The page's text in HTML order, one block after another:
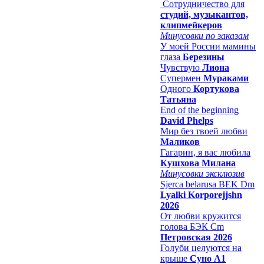
Сотрудничество для
студий, музыкантов,
клипмейкеров
Минусовки по заказам
У моей России мамины
глаза Березины
Чувствую Лиона
Супермен Мураками
Одного Кортукова
Татьяна
End of the beginning
David Phelps
Мир без твоей любви
Маликов
Гагарин, я вас любила
Кушхова Милана
Минусовки эксклюзив
Sjerca belarusa BEK Dm
Lyalki Korporejjshn
2026
От любви кружится
голова БЭК Cm
Петровская 2026
Голуби целуются на
крыше Суно А1